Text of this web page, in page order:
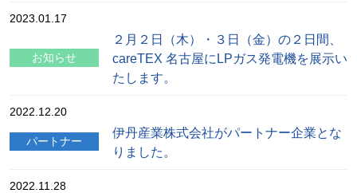
2023.01.17
お知らせ
２月２日（木）・３日（金）の２日間、
careTEX 名古屋にLPガス発電機を展示い
たします。
2022.12.20
パートナー
伊丹産業株式会社がパートナー企業とな
りました。
2022.11.28